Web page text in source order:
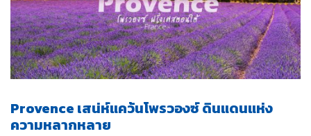
Provence เสน่ห์แคว้นโพรวองซ์ ดินแดนแห่ง
ความหลากหลาย